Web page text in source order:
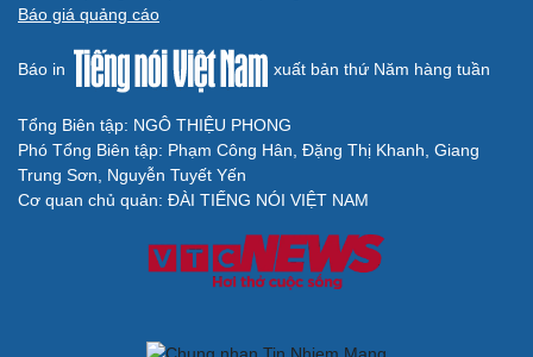
Cải chính
Báo giá quảng cáo
Báo in xuất bản thứ Năm hàng tuần
Tổng Biên tập: NGÔ THIỆU PHONG
Phó Tổng Biên tập: Phạm Công Hân, Đặng Thị Khanh, Giang
Trung Sơn, Nguyễn Tuyết Yến
Cơ quan chủ quản: ĐÀI TIẾNG NÓI VIỆT NAM